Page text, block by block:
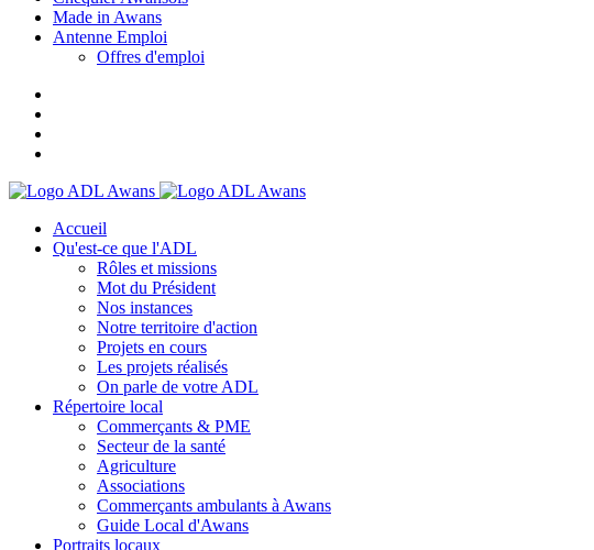
Made in Awans
Antenne Emploi
Offres d'emploi
Accueil
Qu'est-ce que l'ADL
Rôles et missions
Mot du Président
Nos instances
Notre territoire d'action
Projets en cours
Les projets réalisés
On parle de votre ADL
Répertoire local
Commerçants & PME
Secteur de la santé
Agriculture
Associations
Commerçants ambulants à Awans
Guide Local d'Awans
Portraits locaux